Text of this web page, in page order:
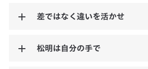
差ではなく違いを活かせ
松明は自分の手で